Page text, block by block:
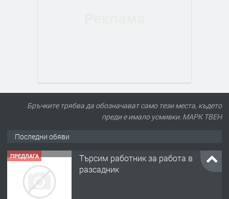
Бръчките трябва да обозначават само тези места, където
преди е имало усмивки. МАРК ТВЕН
Последни обяви
ПРЕДЛАГА
Търсим работник за работа в
разсадник